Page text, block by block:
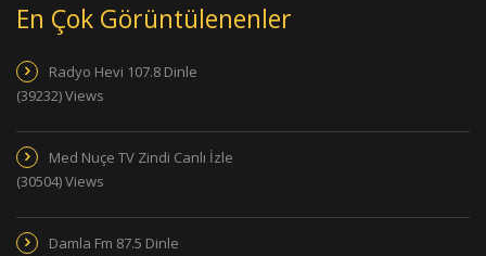
En Çok Görüntülenenler
Radyo Hevi 107.8 Dinle
(39232) Views
Med Nuçe TV Zindi Canlı İzle
(30504) Views
Damla Fm 87.5 Dinle